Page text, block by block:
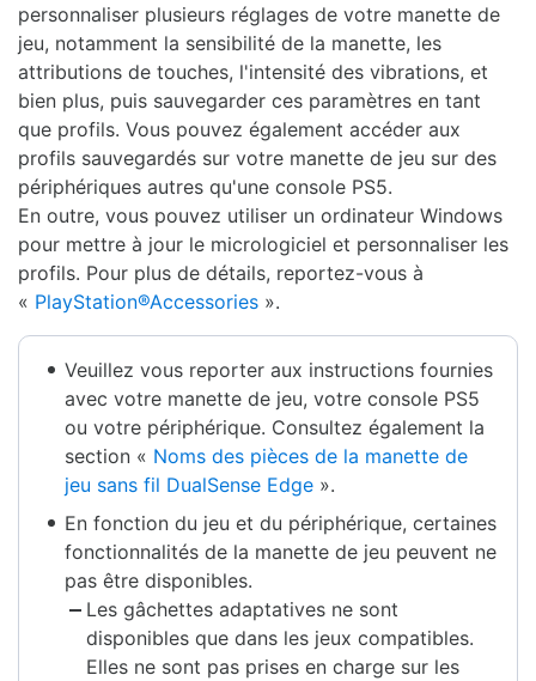
personnaliser plusieurs réglages de votre manette de
jeu, notamment la sensibilité de la manette, les
attributions de touches, l'intensité des vibrations, et
bien plus, puis sauvegarder ces paramètres en tant
que profils. Vous pouvez également accéder aux
profils sauvegardés sur votre manette de jeu sur des
périphériques autres qu'une console PS5.
En outre, vous pouvez utiliser un ordinateur Windows
pour mettre à jour le micrologiciel et personnaliser les
profils. Pour plus de détails, reportez-vous à
« PlayStation®Accessories ».
Veuillez vous reporter aux instructions fournies
avec votre manette de jeu, votre console PS5
ou votre périphérique. Consultez également la
section « Noms des pièces de la manette de
jeu sans fil DualSense Edge ».
En fonction du jeu et du périphérique, certaines
fonctionnalités de la manette de jeu peuvent ne
pas être disponibles.
Les gâchettes adaptatives ne sont
disponibles que dans les jeux compatibles.
Elles ne sont pas prises en charge sur les